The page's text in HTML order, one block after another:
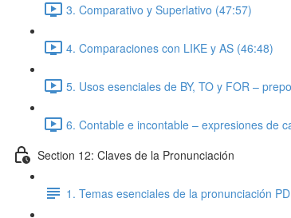
3. Comparativo y Superlativo (47:57)
4. Comparaciones con LIKE y AS (46:48)
5. Usos esenciales de BY, TO y FOR –
6. Contable e incontable – expresiones de
Section 12: Claves de la Pronunciación
1. Temas esenciales de la pronunciación